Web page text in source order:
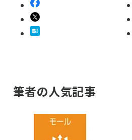
筆者の人気記事